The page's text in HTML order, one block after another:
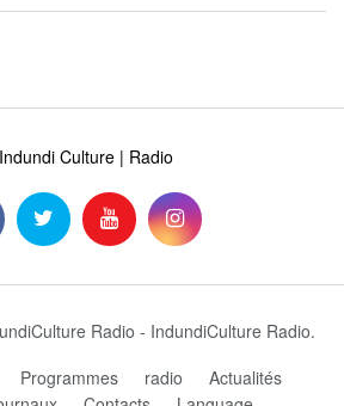
Radio - IndundiCulture Radio.
Programmes radio
Actualités